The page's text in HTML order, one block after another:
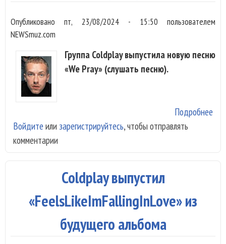
Опубликованопт, 23/08/2024 - 15:50 пользователем
NEWSmuz.com
Группа Coldplay выпустила новую песню
«We Pray» (слушать песню).
Подробнее
Войдите или зарегистрируйтесь, чтобы отправлять
комментарии
Coldplay выпустил
«FeelsLikeImFallingInLove» из
будущего альбома